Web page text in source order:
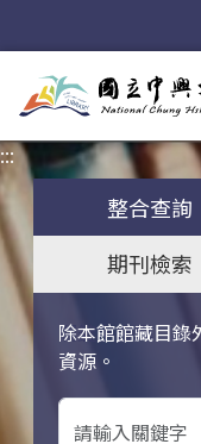
:::
整合查詢
期刊檢索
除本館館藏目錄
資源。
關鍵字搜尋